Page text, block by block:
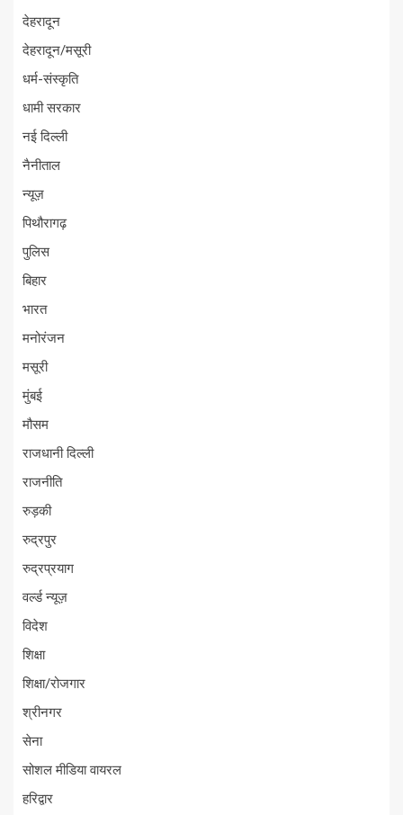
देहरादून
देहरादून/मसूरी
धर्म-संस्कृति
धामी सरकार
नई दिल्ली
नैनीताल
न्यूज़
पिथौरागढ़
पुलिस
बिहार
भारत
मनोरंजन
मसूरी
मुंबई
मौसम
राजधानी दिल्ली
राजनीति
रुड़की
रुद्रपुर
रुद्रप्रयाग
वर्ल्ड न्यूज़
विदेश
शिक्षा
शिक्षा/रोजगार
श्रीनगर
सेना
सोशल मीडिया वायरल
हरिद्वार